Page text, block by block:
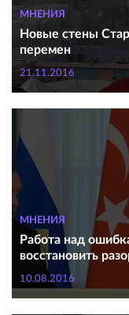
МНЕНИЯ
Новые стены
перемен
21.11.2016
МНЕНИЯ
Работа над
восстановить
10.08.2016